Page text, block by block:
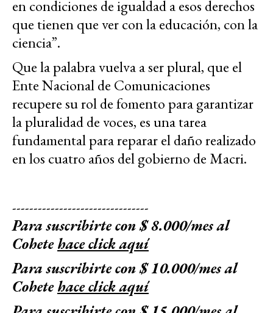
en condiciones de igualdad a esos derechos
que tienen que ver con la educación, con la
ciencia”.
Que la palabra vuelva a ser plural, que el
Ente Nacional de Comunicaciones
recupere su rol de fomento para garantizar
la pluralidad de voces, es una tarea
fundamental para reparar el daño realizado
en los cuatro años del gobierno de Macri.
--------------------------------
Para suscribirte con $ 8.000/mes al
Cohetehace click aquí
Para suscribirte con $ 10.000/mes al
Cohetehace click aquí